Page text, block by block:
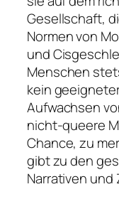
Gesellschaft,
Normen von
und
Menschen
kein
Aufwachsen
nicht-queere
Chance, zu
gibt zu den
Narrativen und